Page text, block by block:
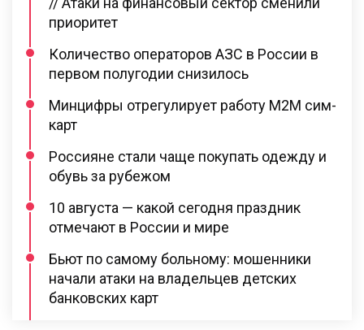
приоритет
Количество операторов АЗС в России в
первом полугодии снизилось
Минцифры отрегулирует работу M2M сим-
карт
Россияне стали чаще покупать одежду и
обувь за рубежом
10 августа — какой сегодня праздник
отмечают в России и мире
Бьют по самому больному: мошенники
начали атаки на владельцев детских
банковских карт